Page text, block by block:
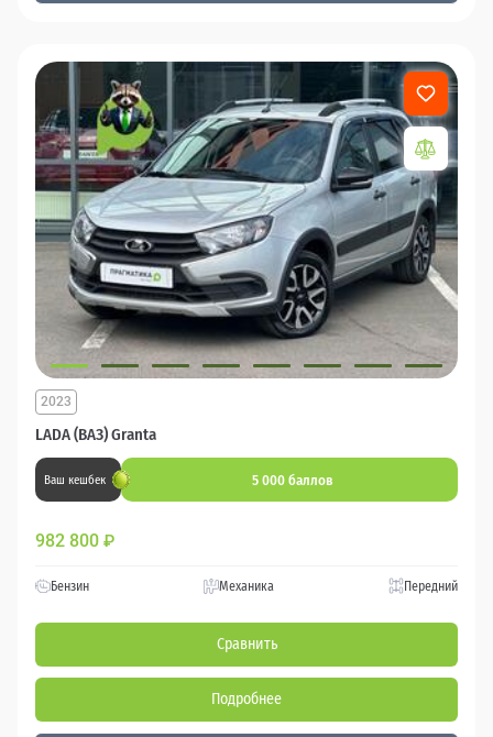
LADA (ВАЗ) Granta
2023
Ваш кешбек 5 000 баллов
982 800 ₽
Бензин Механика Передний
Сравнить
Подробнее